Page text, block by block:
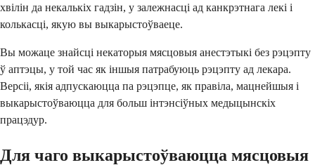
хвілін да некалькіх гадзін, у залежнасці ад канкрэтнага лекі і
колькасці, якую вы выкарыстоўваеце.
Вы можаце знайсці некаторыя мясцовыя анестэтыкі без рэцэпту
ў аптэцы, у той час як іншыя патрабуюць рэцэпту ад лекара.
Версіі, якія адпускаюцца па рэцэпце, як правіла, мацнейшыя і
выкарыстоўваюцца для больш інтэнсіўных медыцынскіх
працэдур.
Для чаго выкарыстоўваюцца мясцовыя